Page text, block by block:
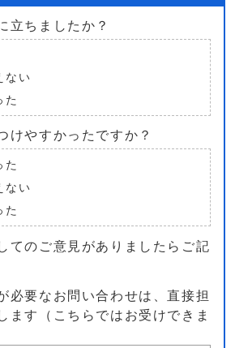
立ちましたか？
ない
た
けやすかったですか？
た
ない
た
てのご意見がありましたらご記
必要なお問い合わせは、直接担
ます（こちらではお受けできま